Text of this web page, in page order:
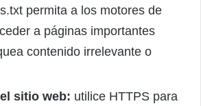
permita a los motores de
a páginas importantes
contenido irrelevante o
sitio web: utilice HTTPS para